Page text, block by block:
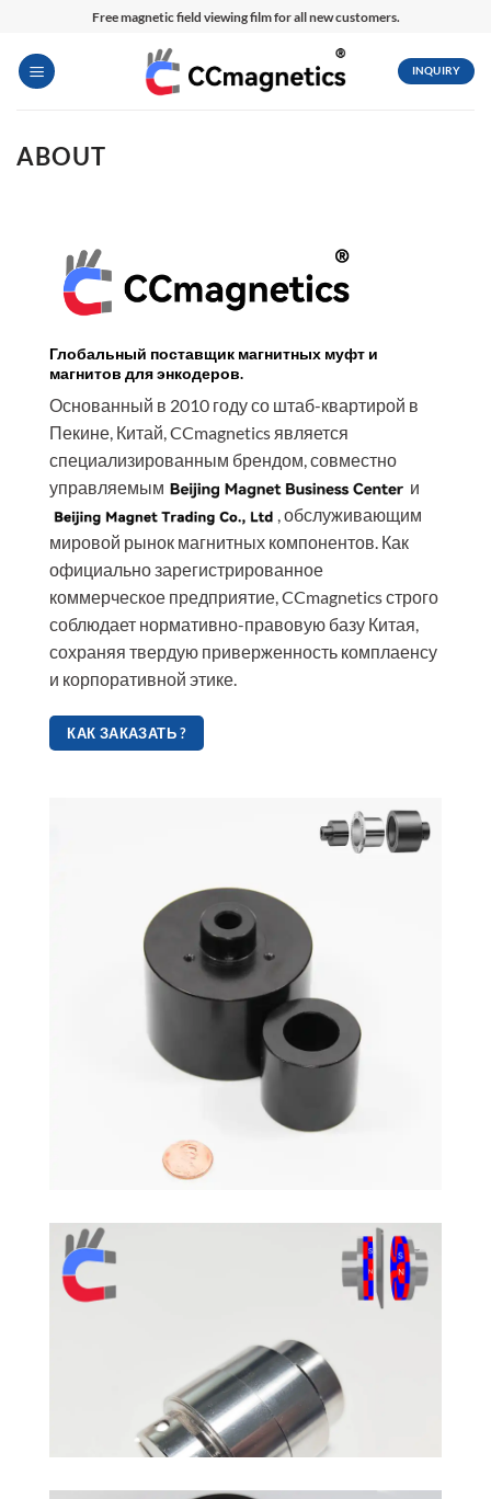
содержимому
Free magnetic field viewing film for all new customers.
INQUIRY
ABOUT
Глобальный поставщик магнитных муфт и
магнитов для энкодеров.
Основанный в 2010 году со штаб-квартирой в
Пекине, Китай, CCmagnetics является
специализированным брендом, совместно
управляемым
и
, обслуживающим
мировой рынок магнитных компонентов. Как
официально зарегистрированное
коммерческое предприятие, CCmagnetics строго
соблюдает нормативно-правовую базу Китая,
сохраняя твердую приверженность комплаенсу
и корпоративной этике.
КАК ЗАКАЗАТЬ ?